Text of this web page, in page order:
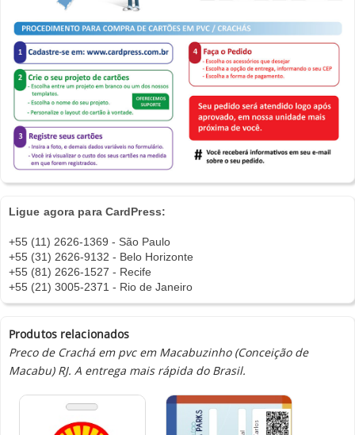
Ligue agora para CardPress:
+55 (11) 2626-1369 - São Paulo
+55 (31) 2626-9132 - Belo Horizonte
+55 (81) 2626-1527 - Recife
+55 (21) 3005-2371 - Rio de Janeiro
Produtos relacionados
Preco de Crachá em pvc em Macabuzinho (Conceição de
Macabu) RJ. A entrega mais rápida do Brasil.